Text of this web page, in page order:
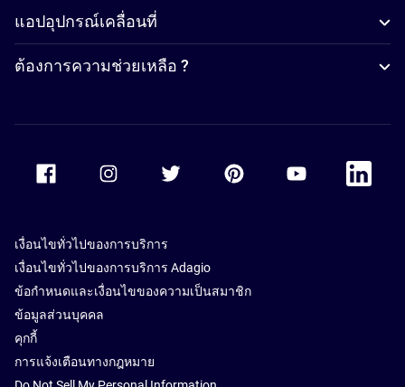
แอปอุปกรณ์เคลื่อนที่
ต้องการความช่วยเหลือ ?
Accor Youtube
Accor
เงื่อนไขทั่วไปของการบริการ
เงื่อนไขทั่วไปของการบริการ Adagio
ข้อกำหนดและเงื่อนไขของความเป็นสมาชิก
ข้อมูลส่วนบุคคล
คุกกี้
การแจ้งเตือนทางกฎหมาย